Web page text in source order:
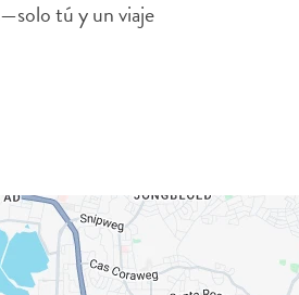
tú y un viaje